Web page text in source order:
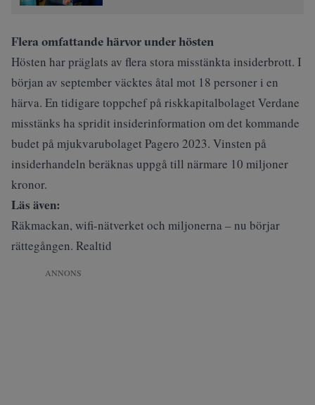
Flera omfattande härvor under hösten
Hösten har präglats av flera stora misstänkta insiderbrott. I
början av september väcktes åtal mot 18 personer i en
härva. En tidigare toppchef på riskkapitalbolaget Verdane
misstänks ha spridit insiderinformation om det kommande
budet på mjukvarubolaget Pagero 2023. Vinsten på
insiderhandeln beräknas uppgå till närmare 10 miljoner
kronor.
Läs även:
Räkmackan, wifi-nätverket och miljonerna – nu börjar
rättegången. Realtid
ANNONS